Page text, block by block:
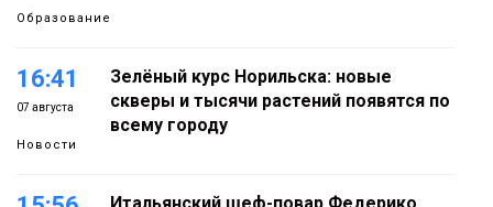
Образование
16:41
07 августа
Новости
Зелёный курс Норильска: новые
скверы и тысячи растений появятся по
всему городу